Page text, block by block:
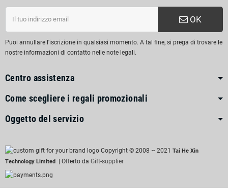
OK
Puoi annullare l'iscrizione in qualsiasi momento. A tal fine, si prega di trovare le
nostre informazioni di contatto nelle note legali.
Centro assistenza
Come scegliere i regali promozionali
Oggetto del servizio
Copyright © 2008 ~ 2021 Tai He Xin
Technology Limited | Offerto da Gift-supplier